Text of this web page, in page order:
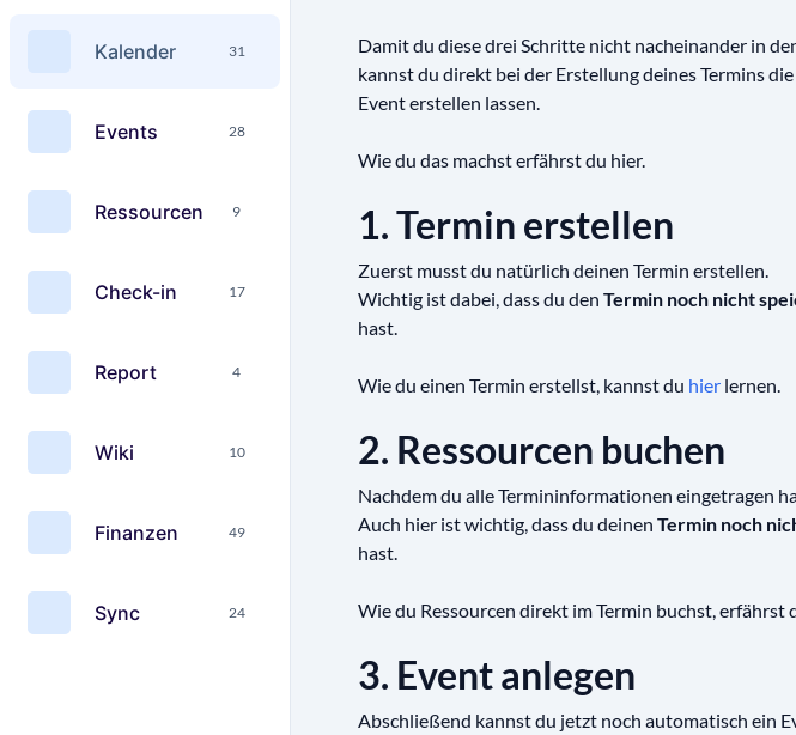
Kalender 31
Events 28
Ressourcen 9
Check-in 17
Report 4
Wiki 10
Finanzen 49
Sync 24
Damit du diese drei Schritte nicht nacheinander in
kannst du direkt bei der Erstellung deines Termins
Event erstellen lassen.
Wie du das machst erfährst du hier.
1. Termin erstellen
Zuerst musst du natürlich deinen Termin erstellen.
Wichtig ist dabei, dass du den Termin noch nicht
hast.
Wie du einen Termin erstellst, kannst du hierlernen.
2. Ressourcen buchen
Nachdem du alle Termininformationen eingetragen
Auch hier ist wichtig, dass du deinen Termin noch
hast.
Wie du Ressourcen direkt im Termin buchst, erfährst
3. Event anlegen
Abschließend kannst du jetzt noch automatisch ein